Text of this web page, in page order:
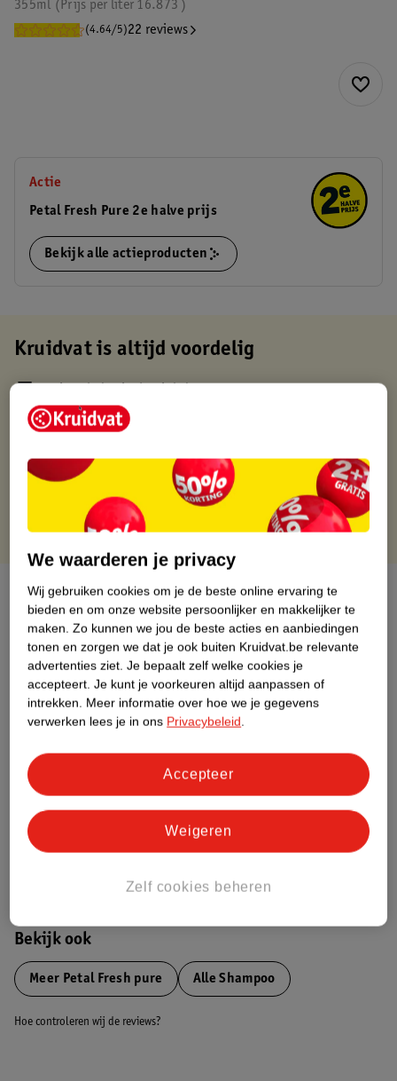
355ml 16.873
Prijs per liter
(4.64/5)22 reviews
Actie
Petal Fresh Pure 2e halve prijs
Bekijk alle actieproducten
Kruidvat is altijd voordelig
Op werkdagen voor 22:00 uur besteld, volgende dag in huis
Gratis thuisbezorgd vanaf 50.00
Gratis punten met je Kruidvat kaart
Over dit product
Productinformatie
Etiketinformatie
Impact Score.
Bekijk ook
Meer Petal Fresh pure Alle Shampoo
Hoe controleren wij de reviews?
We waarderen je privacy
Wij gebruiken cookies om je de beste online ervaring te
bieden en om onze website persoonlijker en makkelijker te
maken. Zo kunnen we jou de beste acties en aanbiedingen
tonen en zorgen we dat je ook buiten Kruidvat.be relevante
advertenties ziet. Je bepaalt zelf welke cookies je
accepteert. Je kunt je voorkeuren altijd aanpassen of
intrekken. Meer informatie over hoe we je gegevens
verwerken lees je in ons Privacybeleid.
Zelf cookies beheren
Weigeren
Accepteer